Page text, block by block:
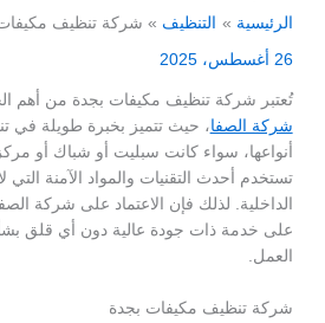
الرئيسية التنظيف شركة تنظيف
26 أغسطس، 2025
تُعتبر شركة تنظيف مكيفات بجدة من أهم
شركة الصفا، حيث تتميز بخبرة طويلة في
أنواعها، سواء كانت سبليت أو شباك أو
تستخدم أحدث التقنيات والمواد الآمنة التي
الداخلية. لذلك فإن الاعتماد على شركة
على خدمة ذات جودة عالية دون أي قلق
العمل.
شركة تنظيف مكيفات بجدة